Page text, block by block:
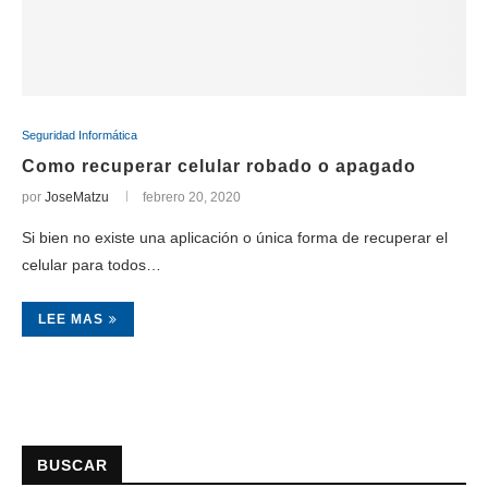
Seguridad Informática
Como recuperar celular robado o apagado
por JoseMatzu febrero 20, 2020
Si bien no existe una aplicación o única forma de recuperar el
celular para todos…
LEE MAS
BUSCAR